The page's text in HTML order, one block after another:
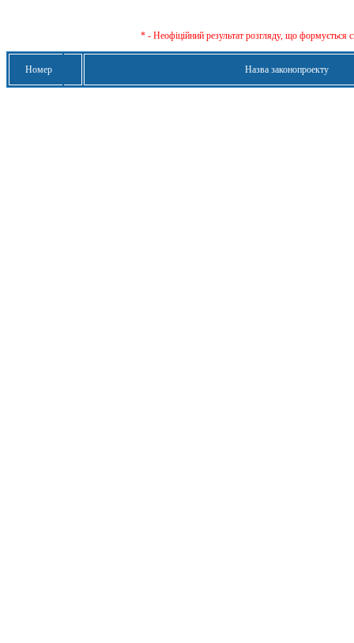
* - Неофіційний результат розгляду, що формується
Номер Назва законопроекту